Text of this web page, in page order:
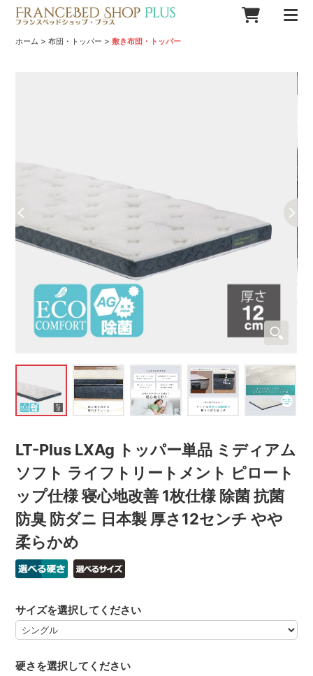
ホーム >布団・トッパー >敷き布団・トッパー
LT-Plus LXAg トッパー単品 ミディアム
ソフト ライフトリートメント ピロート
ップ仕様 寝心地改善 1枚仕様 除菌 抗菌
防臭 防ダニ 日本製 厚さ12センチ やや
柔らかめ
サイズを選択してください
硬さを選択してください